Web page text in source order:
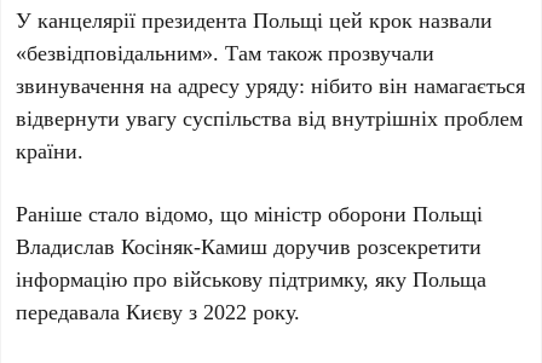
Уканцелярії президента Польщі цей крок назвали
«безвідповідальним». Там також прозвучали
звинувачення на адресу уряду: нібито він намагається
відвернути увагу суспільства від внутрішніх проблем
країни.
Раніше стало відомо, щоміністр оборони Польщі
Владислав Косіняк-Камиш доручив розсекретити
інформацію про військову підтримку, якуПольща
передавалаКиєву з2022 року.